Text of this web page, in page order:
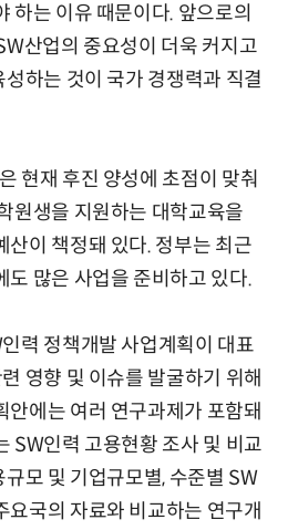
하는 이유 때문이다. 앞으로의
산업의 중요성이 더욱 커지고
하는 것이 국가 경쟁력과 직결
현재 후진 양성에 초점이 맞춰
원생을 지원하는 대학교육을
산이 책정돼 있다. 정부는 최근
도 많은 사업을 준비하고 있다.
력 정책개발 사업계획이 대표
영향 및 이슈를 발굴하기 위해
안에는 여러 연구과제가 포함돼
SW인력 고용현황 조사 및 비교
모 및 기업규모별, 수준별 SW
요국의 자료와 비교하는 연구개